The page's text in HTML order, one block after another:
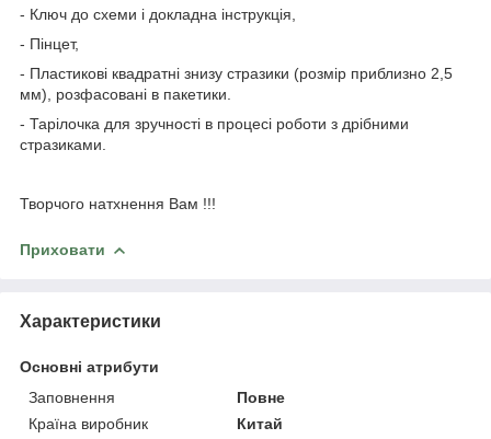
- Ключ до схеми і докладна інструкція,
- Пінцет,
- Пластикові квадратні знизу стразики (розмір приблизно 2,5
мм), розфасовані в пакетики.
- Тарілочка для зручності в процесі роботи з дрібними
стразиками.
Творчого натхнення Вам !!!
Приховати
Характеристики
Основні атрибути
Заповнення
Повне
Країна виробник
Китай